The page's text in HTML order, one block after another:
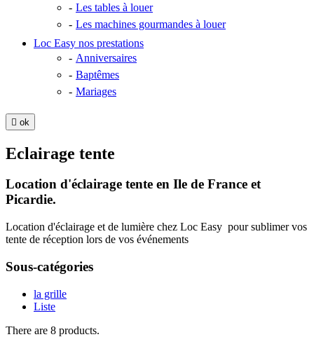
Les tables à louer
Les machines gourmandes à louer
Loc Easy nos prestations
Anniversaires
Baptêmes
Mariages
 ok
Eclairage tente
Location d'éclairage tente en Ile de France et
Picardie.
Location d'éclairage et de lumière chez Loc Easy pour sublimer vos
tente de réception lors de vos événements
Sous-catégories
la grille
Liste
There are 8 products.